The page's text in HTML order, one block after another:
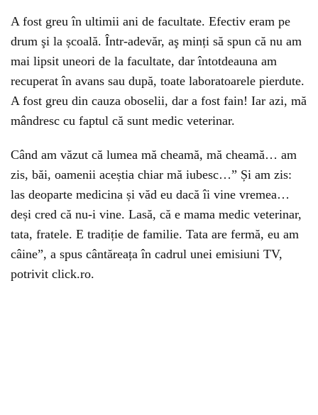
A fost greu în ultimii ani de facultate. Efectiv eram pe
drum şi la școală. Într-adevăr, aş minți să spun că nu am
mai lipsit uneori de la facultate, dar întotdeauna am
recuperat în avans sau după, toate laboratoarele pierdute.
A fost greu din cauza oboselii, dar a fost fain! Iar azi, mă
mândresc cu faptul că sunt medic veterinar.
Când am văzut că lumea mă cheamă, mă cheamă… am
zis, băi, oamenii aceștia chiar mă iubesc…” Și am zis:
las deoparte medicina și văd eu dacă îi vine vremea…
deși cred că nu-i vine. Lasă, că e mama medic veterinar,
tata, fratele. E tradiție de familie. Tata are fermă, eu am
câine”, a spus cântăreața în cadrul unei emisiuni TV,
potrivit click.ro.